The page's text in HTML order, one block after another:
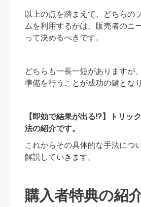
以上の点を踏まえて、どちらの
ムを利用するかは、販売者のニ
って決めるべきです。
どちらも一長一短がありますが
準備を行うことが成功の鍵とな
【即効で結果が出る!?】トリッ
法の紹介です。
これからその具体的な手法につ
解説していきます。
購入者特典の紹